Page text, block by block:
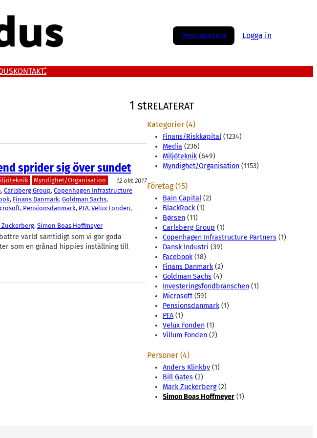
Prenumerera Logga in
KONTAKT
1 st
sprider sig över sundet
Myndighet/Organisation
12 okt 2017
, Carlsberg Group, Copenhagen Infrastructure
, Finans Danmark, Goldman Sachs
, Pensionsdanmark, PFA, Velux Fonden
Zuckerberg, Simon Boas Hoffmeyer
värld samtidigt som vi gör goda
som en grånad hippies inställning till
RELATERAT
Kategorier (4)
Finans/Riskkapital (1234)
Media (236)
Miljöteknik(649)
Myndighet/Organisation (1153)
Företag (15)
Bain Capital (2)
BlackRock(1)
Børsen (11)
Carlsberg Group (1)
Copenhagen Infrastructure Partners (1)
Dansk Industri (39)
Facebook(18)
Finans Danmark(2)
Goldman Sachs (4)
Investeringsfondbranschen (1)
Microsoft (59)
Pensionsdanmark(1)
PFA (1)
Velux Fonden (1)
Villum Fonden (2)
Personer (4)
Anders Klinkby (1)
Bill Gates (2)
Mark Zuckerberg(2)
Simon Boas Hoffmeyer (1)